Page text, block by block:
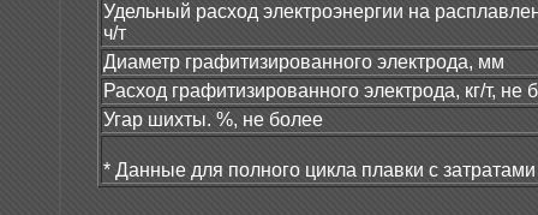
Удельный расход электроэнергии на
ч/т
Диаметр графитизированного электрода, мм
Расход графитизированного электрода, кг/т, не
Угар шихты. %, не более
* Данные для полного цикла плавки с